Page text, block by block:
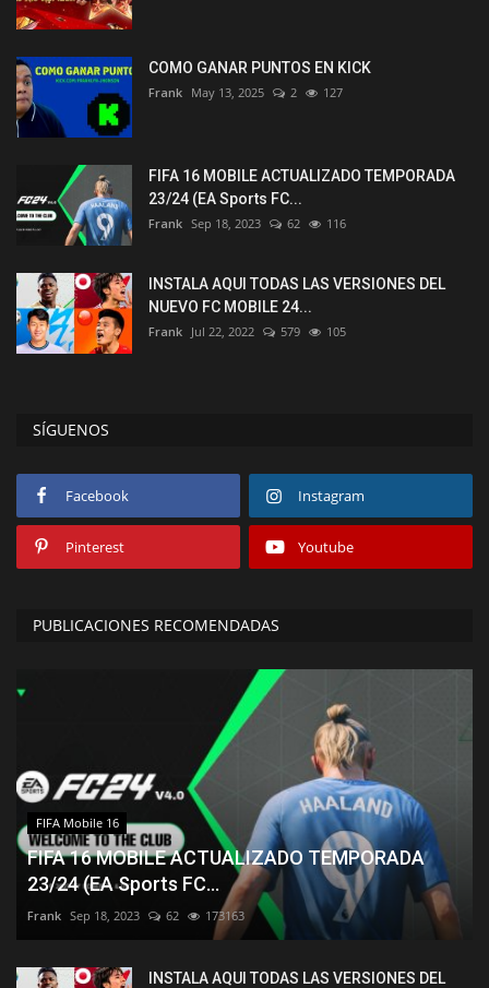
COMO GANAR PUNTOS EN KICK
Frank May 13, 2025 2 127
FIFA 16 MOBILE ACTUALIZADO TEMPORADA
23/24 (EA Sports FC...
Frank Sep 18, 2023 62 116
INSTALA AQUI TODAS LAS VERSIONES DEL
NUEVO FC MOBILE 24...
Frank Jul 22, 2022 579 105
SÍGUENOS
Facebook Instagram
Pinterest Youtube
PUBLICACIONES RECOMENDADAS
FIFA Mobile 16
FIFA 16 MOBILE ACTUALIZADO TEMPORADA
23/24 (EA Sports FC...
Frank Sep 18, 2023 62 173163
INSTALA AQUI TODAS LAS VERSIONES DEL